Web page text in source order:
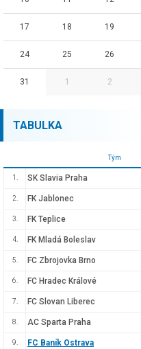
17 18 19
24 25 26
31 1 2
TABULKA
Tým
1. SK Slavia Praha
2. FK Jablonec
3. FK Teplice
4. FK Mladá Boleslav
5. FC Zbrojovka Brno
6. FC Hradec Králové
7. FC Slovan Liberec
8. AC Sparta Praha
9. FC Baník Ostrava